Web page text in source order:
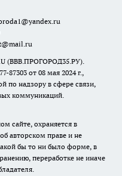
(ВВВ.ПРОГОРОД35.РУ).
от 08 мая 2024 г.,
по надзору в сфере связи,
коммуникаций.
сайте, охраняется в
авторском праве и не
бы то ни было форме, в
переработке не иначе